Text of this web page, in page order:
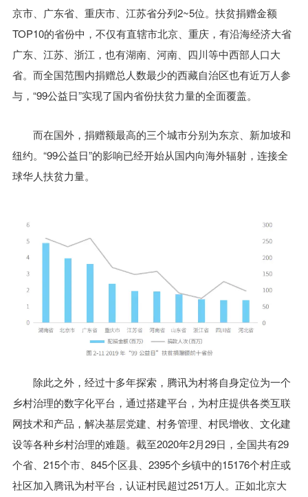
京市、广东省、重庆市、江苏省分列2~5位。扶贫捐赠金额
TOP10的省份中，不仅有直辖市北京、重庆，有沿海经济大省
广东、江苏、浙江，也有湖南、河南、四川等中西部人口大
省。而全国范围内捐赠总人数最少的西藏自治区也有近万人参
与，“99公益日”实现了国内省份扶贫力量的全面覆盖。
而在国外，捐赠额最高的三个城市分别为东京、新加坡和
纽约。“99公益日”的影响已经开始从国内向海外辐射，连接全
球华人扶贫力量。
除此之外，经过十多年探索，腾讯为村将自身定位为一个
乡村治理的数字化平台，通过搭建平台，为村庄提供各类互联
网技术和产品，解决基层党建、村务管理、村民增收、文化建
设等各种乡村治理的难题。截至2020年2月29日，全国共有29
个省、215个市、845个区县、2395个乡镇中的15176个村庄或
社区加入腾讯为村平台，认证村民超过251万人。正如北京大